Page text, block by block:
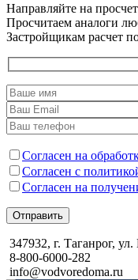
Направляйте на
Просчитаем аналоги
Застройщикам расчет
Согласен на
Согласен с
Согласен на
Отправить
347932, г. Таганрог,
8-800-6000-282
info@vodvoredoma.ru